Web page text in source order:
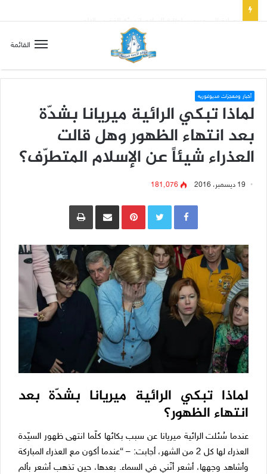
القائمة
أخبار ومعجزات مديوغوريه
لماذا تبكي الرائية ميريانا بشدّة
بعد انتهاء الظهور وهل قالت
العذراء شيئاً عن الإسلام المتطرّف؟
19 ديسمبر، 2016 181٬076
Pinterestمشاركة عبر البريد طباعة
لماذا تبكي الرائية ميريانا بشدّة بعد
انتهاء الظهور؟
عندما سُئلت الرائية ميريانا عن سبب بكائها كلّما انتهى ظهور السيّدة
العذراء لها كل 2 من الشهر، أجابت: – “عندما أكون مع العذراء المباركة
وأشاهد وجهها، أشعر أنّني في السماء. بعدها، حين تذهب أشعر بألم